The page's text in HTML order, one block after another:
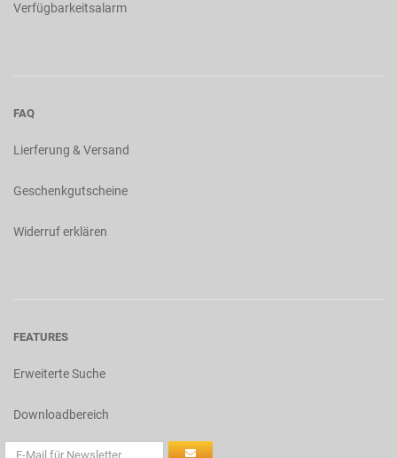
Verfügbarkeitsalarm
FAQ
Lierferung & Versand
Geschenkgutscheine
Widerruf erklären
FEATURES
Erweiterte Suche
Downloadbereich